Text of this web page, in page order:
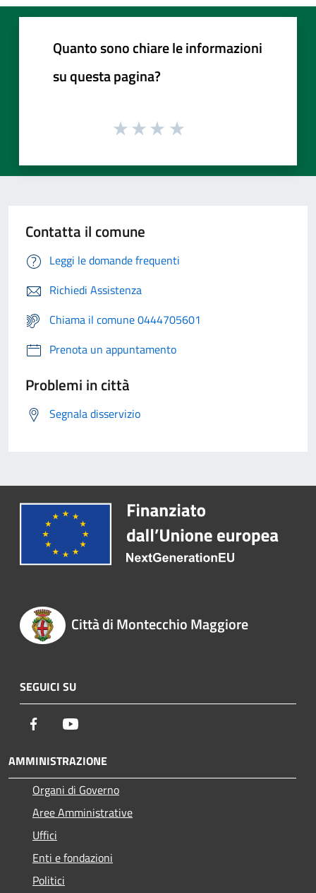
Quanto sono chiare le informazioni
su questa pagina?
Contatta il comune
Leggi le domande frequenti
Richiedi Assistenza
Chiama il comune 0444705601
Prenota un appuntamento
Problemi in città
Segnala disservizio
Città di Montecchio Maggiore
SEGUICI SU
Facebook
AMMINISTRAZIONE
Organi di Governo
Aree Amministrative
Uffici
Enti e fondazioni
Politici